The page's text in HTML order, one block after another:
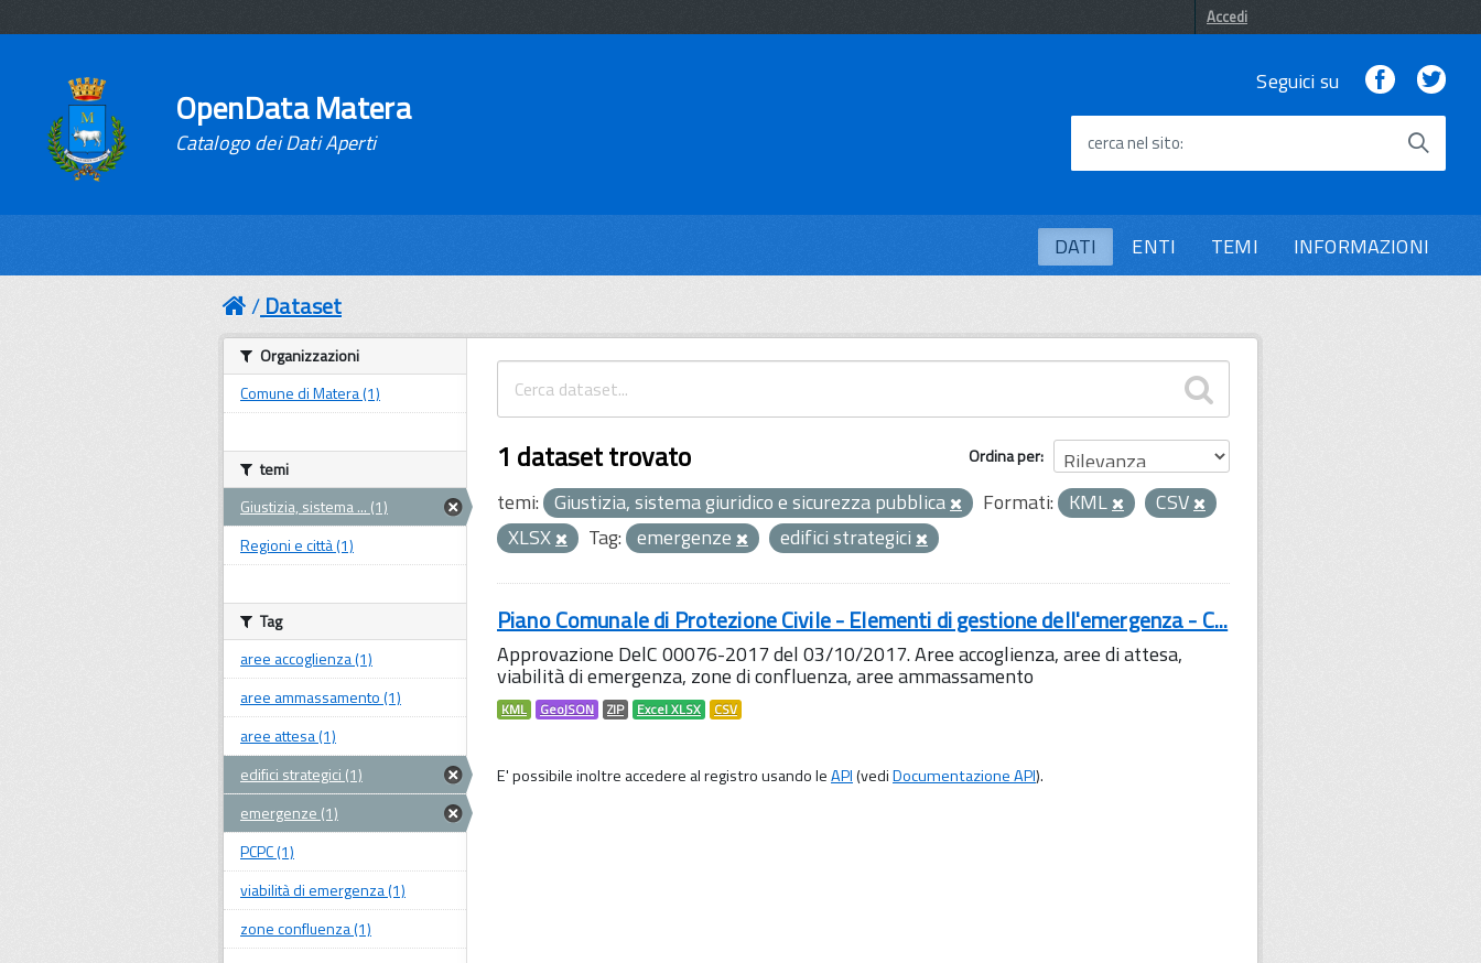
Accedi
OpenData Matera
Catalogo dei Dati Aperti
Seguici su Facebook
cerca nel sito
DATI ENTI TEMI INFORMAZIONI
Dataset
Ordina per
1 dataset trovato
temi: Giustizia, sistema giuridico e sicurezza pubblica Formati: KML
CSV
XLSX
Tag: emergenze edifici strategici
Piano Comunale di Protezione Civile - Elementi di gestione dell'emergenza - C...
Approvazione DelC 00076-2017 del 03/10/2017. Aree accoglienza, aree di attesa,
viabilità di emergenza, zone di confluenza, aree ammassamento
KML GeoJSON ZIP Excel XLSX CSV
E' possibile inoltre accedere al registro usando leAPI(vediDocumentazione API).
Organizzazioni
Comune di Matera (1)
temi
Giustizia, sistema ... (1)
Regioni e città (1)
Tag
aree accoglienza (1)
aree ammassamento (1)
aree attesa (1)
edifici strategici (1)
emergenze (1)
PCPC (1)
viabilità di emergenza (1)
zone confluenza (1)